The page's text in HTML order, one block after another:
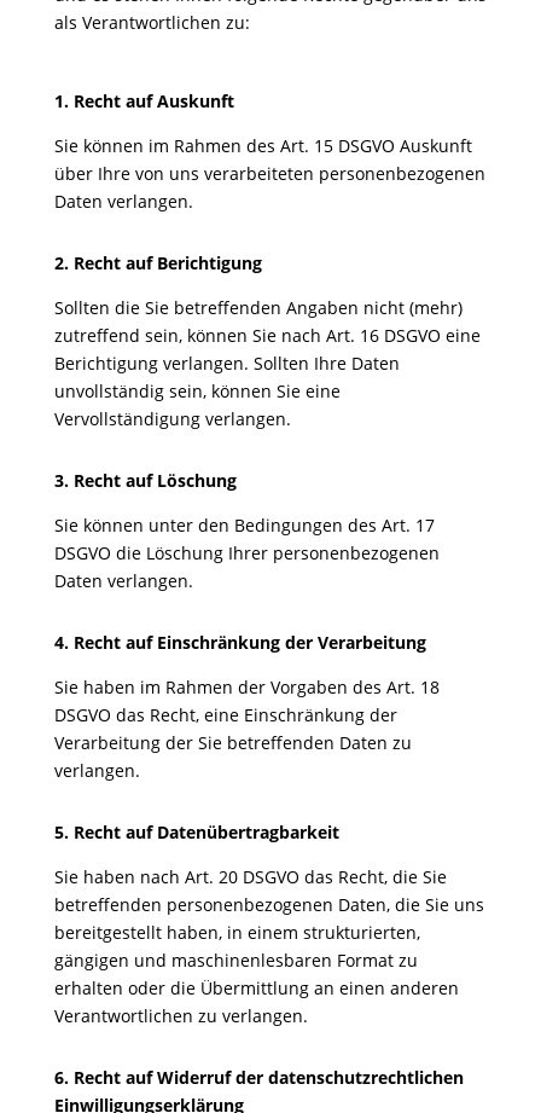
als Verantwortlichen zu:
1. Recht auf Auskunft
Sie können im Rahmen des Art. 15 DSGVO Auskunft
über Ihre von uns verarbeiteten personenbezogenen
Daten verlangen.
2. Recht auf Berichtigung
Sollten die Sie betreffenden Angaben nicht (mehr)
zutreffend sein, können Sie nach Art. 16 DSGVO eine
Berichtigung verlangen. Sollten Ihre Daten
unvollständig sein, können Sie eine
Vervollständigung verlangen.
3. Recht auf Löschung
Sie können unter den Bedingungen des Art. 17
DSGVO die Löschung Ihrer personenbezogenen
Daten verlangen.
4. Recht auf Einschränkung der Verarbeitung
Sie haben im Rahmen der Vorgaben des Art. 18
DSGVO das Recht, eine Einschränkung der
Verarbeitung der Sie betreffenden Daten zu
verlangen.
5. Recht auf Datenübertragbarkeit
Sie haben nach Art. 20 DSGVO das Recht, die Sie
betreffenden personenbezogenen Daten, die Sie uns
bereitgestellt haben, in einem strukturierten,
gängigen und maschinenlesbaren Format zu
erhalten oder die Übermittlung an einen anderen
Verantwortlichen zu verlangen.
6. Recht auf Widerruf der datenschutzrechtlichen
Einwilligungserklärung